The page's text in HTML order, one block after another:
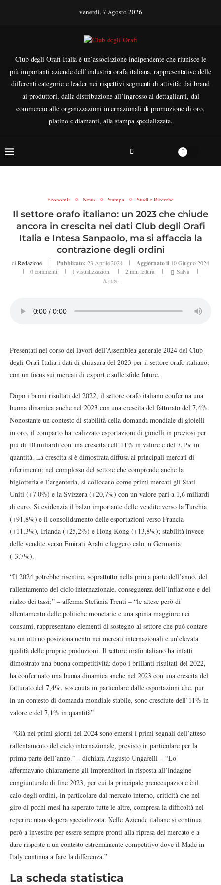
venerdì, 7 Agosto 2026
Club degli Orafi Italia è un’associazione indipendente che riunisce le
più importanti aziende dell’industria orafa italiana, rappresentative delle
differenti categorie e leader nei rispettivi segmenti di attività: dai brand
ai produttori, dalla distribuzione all’ingrosso ai dettaglianti, dal
commercio alle organizzazioni internazionali di promozione di oro,
platino e diamanti, alla stampa specializzata.
Economia News Stampa Studi e Ricerche
Il settore orafo italiano: un 2023 che chiude
ancora in crescita nei dati Club degli Orafi
Italia e Intesa Sanpaolo, ma si affaccia la
contrazione degli ordini
di Redazione Pubblicato: 23 Aprile 2024 Aggiornato il 10 Giugno 2024
0 commenti
1 visualizzazioni 2 min lettura Salva
A+UN-
Presentati nel corso dei lavori dell’Assemblea generale 2024 del Club
degli Orafi Italia i dati di chiusura del 2023 per il settore orafo italiano,
con un focus sui mercati di export e sulle sfide future.
Dopo i buoni risultati del 2022, il settore orafo italiano conferma una
buona dinamica anche nel 2023 con una crescita del fatturato del 7,4%.
Nonostante un contesto di stabilità della domanda mondiale di gioielli
in oro, il comparto ha realizzato esportazioni di gioielli in preziosi per
più di 10 miliardi con una crescita dell’11% in valore e del 7,1% in
quantità. La crescita si è dimostrata diffusa ai principali mercati di
riferimento: nel complesso del settore che comprende anche la
bigiotteria e l’argenteria, si collocano come primi mercati gli Stati
Uniti (+7,0%) e la Svizzera (+20,7%) con un valore pari a 1,6 miliardi
di euro. Si evidenzia il balzo importante delle vendite verso la Turchia
(+91,8%) e il consolidamento delle esportazioni verso Francia
(+11,3%), Irlanda (+25,2%) e Hong Kong (+13,8%); stabilità invece
delle vendite verso Emirati Arabi e leggero calo in Germania
(-3,7%).
“Il 2024 potrebbe risentire, soprattutto nella prima parte dell’anno, del
rallentamento del ciclo internazionale, conseguenza dell’inflazione e del
rialzo dei tassi;” – afferma Stefania Trenti – “le attese però di
allentamento delle politiche monetarie e una spinta maggiore nei
consumi, rappresentano elementi di sostegno al settore che può contare
su un ottimo posizionamento nei mercati internazionali e un’elevata
qualità delle proprie produzioni. Il settore orafo italiano ha infatti
dimostrato una buona competitività: dopo i brillanti risultati del 2022,
ha confermato una buona dinamica anche nel 2023 con una crescita del
fatturato del 7,4%, sostenuta in particolare dalle esportazioni che, pur
in un contesto di domanda mondiale stabile, sono cresciute dell’11% in
valore e del 7,1% in quantità”
“Già nei primi giorni del 2024 sono emersi i primi segnali dell’atteso
rallentamento del ciclo internazionale, previsto in particolare per la
prima parte dell’anno.” – dichiara Augusto Ungarelli – “Lo
affermavano chiaramente gli imprenditori in risposta all’indagine
congiunturale di fine 2023, per cui la principale preoccupazione è il
calo degli ordini, in particolare dal mercato interno, criticità che nel
giro di pochi mesi ha superato tutte le altre, compresa la difficoltà nel
reperire manodopera specializzata. Nelle Aziende italiane si continua
però a investire per essere sempre pronti alla ripresa del mercato e a
dare risposte a un contesto estremamente competitivo dove il Made in
Italy continua a fare la differenza.”
La scheda statistica